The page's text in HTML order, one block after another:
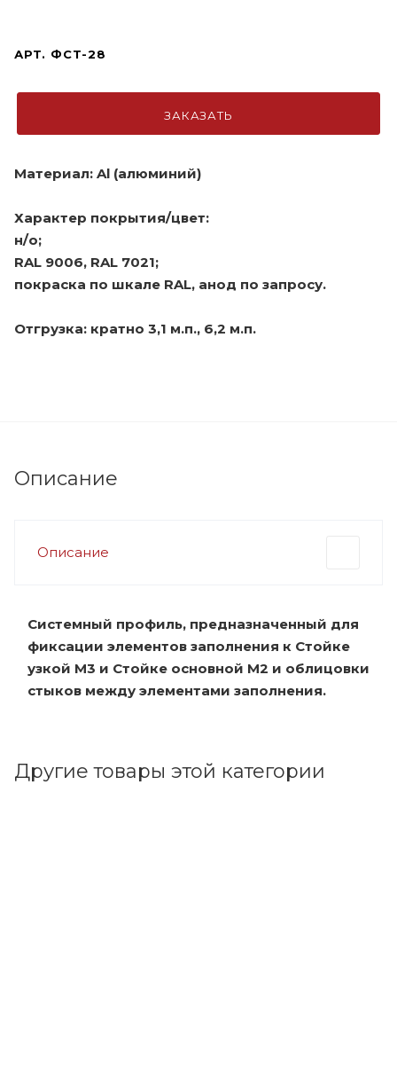
АРТ. ФСТ-28
ЗАКАЗАТЬ
Материал: Al (алюминий)
Характер покрытия/цвет:
н/о;
RAL 9006, RAL 7021;
покраска по шкале RAL, анод по запросу.
Отгрузка: кратно 3,1 м.п., 6,2 м.п.
Описание
Описание
Системный профиль, предназначенный для
фиксации элементов заполнения к Стойке
узкой М3 и Стойке основной М2 и облицовки
стыков между элементами заполнения.
Другие товары этой категории